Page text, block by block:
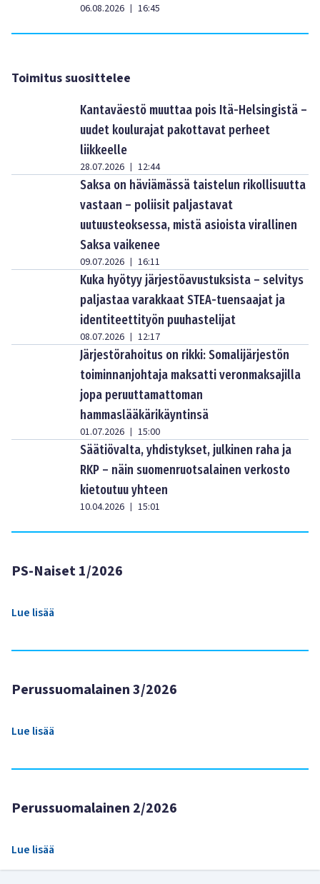
06.08.2026 | 16:45
Toimitus suosittelee
Kantaväestö muuttaa pois Itä-Helsingistä –
uudet koulurajat pakottavat perheet
liikkeelle
28.07.2026 | 12:44
Saksa on häviämässä taistelun rikollisuutta
vastaan – poliisit paljastavat
uutuusteoksessa, mistä asioista virallinen
Saksa vaikenee
09.07.2026 | 16:11
Kuka hyötyy järjestöavustuksista – selvitys
paljastaa varakkaat STEA-tuensaajat ja
identiteettityön puuhastelijat
08.07.2026 | 12:17
Järjestörahoitus on rikki: Somalijärjestön
toiminnanjohtaja maksatti veronmaksajilla
jopa peruuttamattoman
hammaslääkärikäyntinsä
01.07.2026 | 15:00
Säätiövalta, yhdistykset, julkinen raha ja
RKP – näin suomenruotsalainen verkosto
kietoutuu yhteen
10.04.2026 | 15:01
PS-Naiset 1/2026
Lue lisää
Perussuomalainen 3/2026
Lue lisää
Perussuomalainen 2/2026
Lue lisää